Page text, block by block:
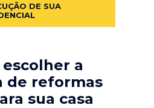
DE SUA
escolher a
de reformas
sua casa